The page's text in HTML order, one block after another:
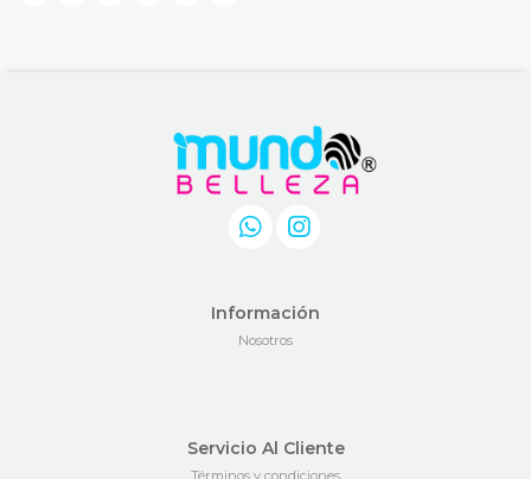
Información
Nosotros
Servicio Al Cliente
Términos y condiciones